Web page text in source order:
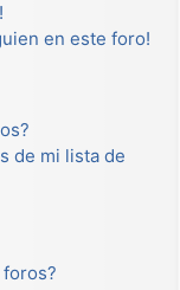
en este foro!
de mi lista de